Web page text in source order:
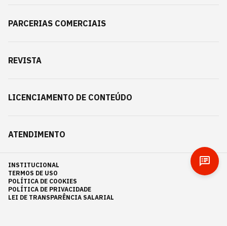
PARCERIAS COMERCIAIS
REVISTA
LICENCIAMENTO DE CONTEÚDO
ATENDIMENTO
INSTITUCIONAL
TERMOS DE USO
POLÍTICA DE COOKIES
POLÍTICA DE PRIVACIDADE
LEI DE TRANSPARÊNCIA SALARIAL